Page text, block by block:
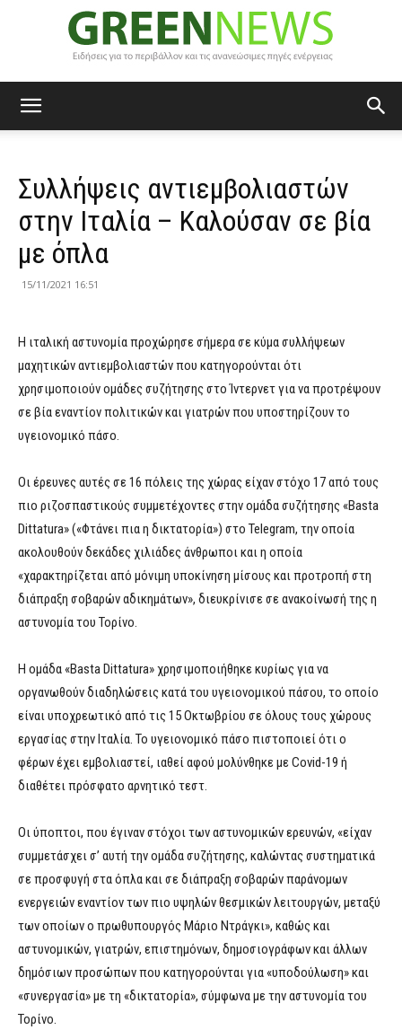
News
Συλλήψεις αντιεμβολιαστών
στην Ιταλία – Καλούσαν σε βία
με όπλα
15/11/2021 16:51
Η ιταλική αστυνομία προχώρησε σήμερα σε κύμα συλλήψεων
μαχητικών αντιεμβολιαστών που κατηγορούνται ότι
χρησιμοποιούν ομάδες συζήτησης στο Ίντερνετ για να προτρέψουν
σε βία εναντίον πολιτικών και γιατρών που υποστηρίζουν το
υγειονομικό πάσο.
Οι έρευνες αυτές σε 16 πόλεις της χώρας είχαν στόχο 17 από τους
πιο ριζοσπαστικούς συμμετέχοντες στην ομάδα συζήτησης «Basta
Dittatura» («Φτάνει πια η δικτατορία») στο Telegram, την οποία
ακολουθούν δεκάδες χιλιάδες άνθρωποι και η οποία
«χαρακτηρίζεται από μόνιμη υποκίνηση μίσους και προτροπή στη
διάπραξη σοβαρών αδικημάτων», διευκρίνισε σε ανακοίνωσή της η
αστυνομία του Τορίνο.
Η ομάδα «Basta Dittatura» χρησιμοποιήθηκε κυρίως για να
οργανωθούν διαδηλώσεις κατά του υγειονομικού πάσου, το οποίο
είναι υποχρεωτικό από τις 15 Οκτωβρίου σε όλους τους χώρους
εργασίας στην Ιταλία. Το υγειονομικό πάσο πιστοποιεί ότι ο
φέρων έχει εμβολιαστεί, ιαθεί αφού μολύνθηκε με Covid-19 ή
διαθέτει πρόσφατο αρνητικό τεστ.
Οι ύποπτοι, που έγιναν στόχοι των αστυνομικών ερευνών, «είχαν
συμμετάσχει σ’ αυτή την ομάδα συζήτησης, καλώντας συστηματικά
σε προσφυγή στα όπλα και σε διάπραξη σοβαρών παράνομων
ενεργειών εναντίον των πιο υψηλών θεσμικών λειτουργών, μεταξύ
των οποίων ο πρωθυπουργός Μάριο Ντράγκι», καθώς και
αστυνομικών, γιατρών, επιστημόνων, δημοσιογράφων και άλλων
δημόσιων προσώπων που κατηγορούνται για «υποδούλωση» και
«συνεργασία» με τη «δικτατορία», σύμφωνα με την αστυνομία του
Τορίνο.